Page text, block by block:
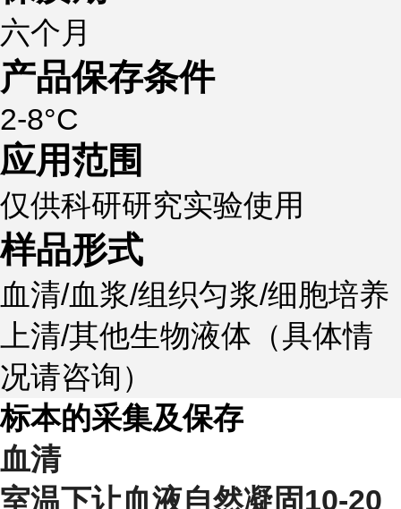
六个月
产品保存条件
2-8°C
应用范围
仅供科研研究实验使用
样品形式
血清/血浆/组织匀浆/细胞培养
上清/其他生物液体（具体情
况请咨询）
标本的采集及保存
血清
室温下让血液自然凝固10-20